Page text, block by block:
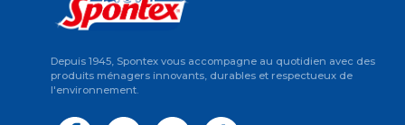
Depuis 1945, Spontex vous accompagne au quotidien avec des
produits ménagers innovants, durables et respectueux de
l'environnement.